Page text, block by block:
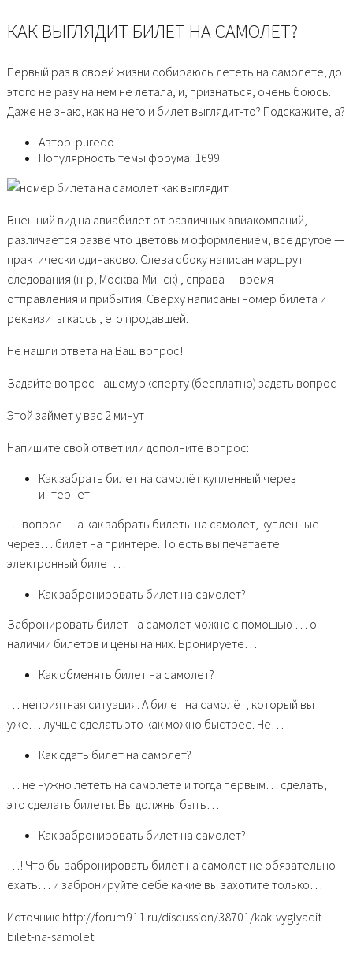
КАК ВЫГЛЯДИТ БИЛЕТ НА САМОЛЕТ?
Первый раз в своей жизни собираюсь лететь на самолете, до
этого не разу на нем не летала, и, признаться, очень боюсь.
Даже не знаю, как на него и билет выглядит-то? Подскажите, а?
Автор: pureqo
Популярность темы форума: 1699
Внешний вид на авиабилет от различных авиакомпаний,
различается разве что цветовым оформлением, все другое —
практически одинаково. Слева сбоку написан маршрут
следования (н-р, Москва-Минск) , справа — время
отправления и прибытия. Сверху написаны номер билета и
реквизиты кассы, его продавшей.
Не нашли ответа на Ваш вопрос!
Задайте вопрос нашему эксперту (бесплатно) задать вопрос
Этой займет у вас 2 минут
Напишите свой ответ или дополните вопрос:
Как забрать билет на самолёт купленный через
интернет
… вопрос — а как забрать билеты на самолет, купленные
через… билет на принтере. То есть вы печатаете
электронный билет…
Как забронировать билет на самолет?
Забронировать билет на самолет можно с помощью … о
наличии билетов и цены на них. Бронируете…
Как обменять билет на самолет?
… неприятная ситуация. А билет на самолёт, который вы
уже… лучше сделать это как можно быстрее. Не…
Как сдать билет на самолет?
… не нужно лететь на самолете и тогда первым… сделать,
это сделать билеты. Вы должны быть…
Как забронировать билет на самолет?
…! Что бы забронировать билет на самолет не обязательно
ехать… и забронируйте себе какие вы захотите только…
Источник: http://forum911.ru/discussion/38701/kak-vyglyadit-
bilet-na-samolet